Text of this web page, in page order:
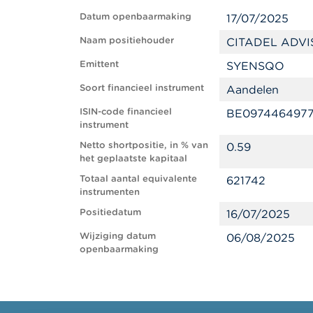
Datum openbaarmaking 17/07/2025
Naam positiehouder CITADEL
Emittent SYENSQO
Soort financieel instrument Aandelen
ISIN-code financieel
instrument
BE0974464977
Netto shortpositie, in % van
het geplaatste kapitaal
0.59
Totaal aantal equivalente
instrumenten
621742
Positiedatum 16/07/2025
Wijziging datum
openbaarmaking
06/08/2025